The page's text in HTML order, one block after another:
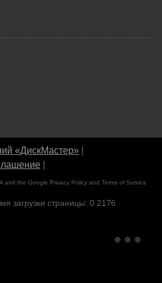
«ДискМастер»
and the Google Privacy Policy and Terms of Service
загрузки страницы: 0.2176